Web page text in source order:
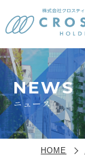
NEWS
ニュース
HOME